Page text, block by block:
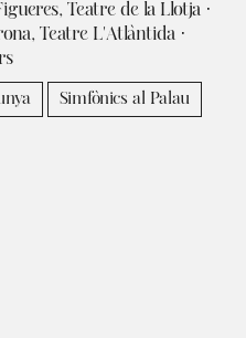
Teatre de la Llotja ·
Teatre L'Atlàntida ·
Simfònics al Palau